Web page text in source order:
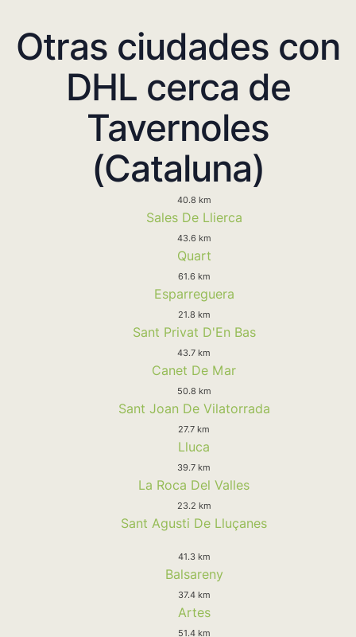
Otras ciudades con
DHL cerca de
Tavernoles
(Cataluna)
40.8 km
Sales De Llierca
43.6 km
Quart
61.6 km
Esparreguera
21.8 km
Sant Privat D'En Bas
43.7 km
Canet De Mar
50.8 km
Sant Joan De Vilatorrada
27.7 km
Lluca
39.7 km
La Roca Del Valles
23.2 km
Sant Agusti De Lluçanes
41.3 km
Balsareny
37.4 km
Artes
51.4 km